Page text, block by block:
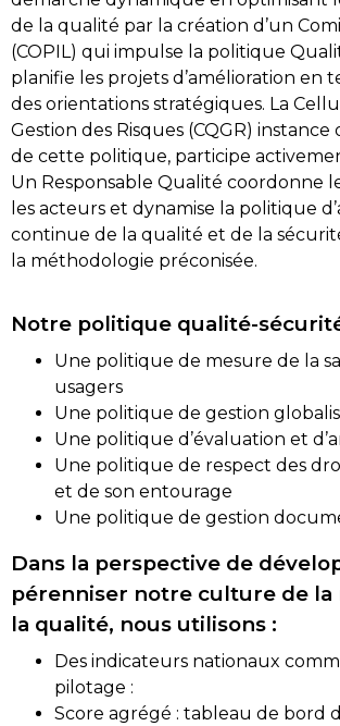
de la qualité par la création d’un
(COPIL) qui impulse la politique
planifie les projets d’amélioration en
des orientations stratégiques. La
Gestion des Risques (CQGR)
de cette politique, participe
Un Responsable Qualité coordonne
les acteurs et dynamise la politique
continue de la qualité et de la
la méthodologie préconisée.
Notre politique qualité-
Une politique de mesure de la
usagers
Une politique de gestion
Une politique d’évaluation et
Une politique de respect des
et de son entourage
Une politique de gestion
Dans la perspective de
pérenniser notre culture de la
la qualité, nous utilisons :
Des indicateurs nationaux
pilotage :
Score agrégé : tableau de bord